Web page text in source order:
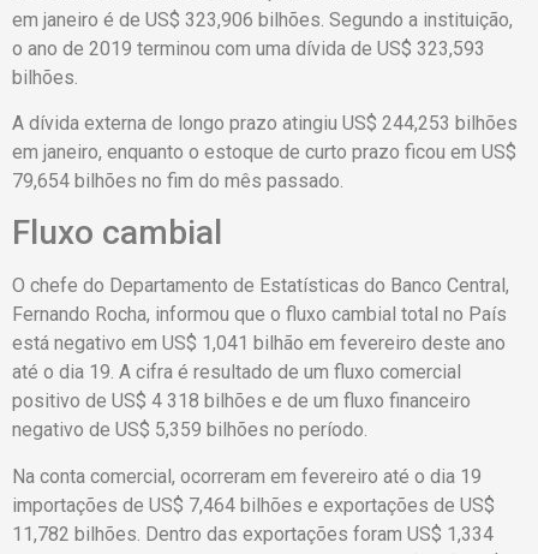
em janeiro é de US$ 323,906 bilhões. Segundo a instituição,
o ano de 2019 terminou com uma dívida de US$ 323,593
bilhões.
A dívida externa de longo prazo atingiu US$ 244,253 bilhões
em janeiro, enquanto o estoque de curto prazo ficou em US$
79,654 bilhões no fim do mês passado.
Fluxo cambial
O chefe do Departamento de Estatísticas do Banco Central,
Fernando Rocha, informou que o fluxo cambial total no País
está negativo em US$ 1,041 bilhão em fevereiro deste ano
até o dia 19. A cifra é resultado de um fluxo comercial
positivo de US$ 4 318 bilhões e de um fluxo financeiro
negativo de US$ 5,359 bilhões no período.
Na conta comercial, ocorreram em fevereiro até o dia 19
importações de US$ 7,464 bilhões e exportações de US$
11,782 bilhões. Dentro das exportações foram US$ 1,334